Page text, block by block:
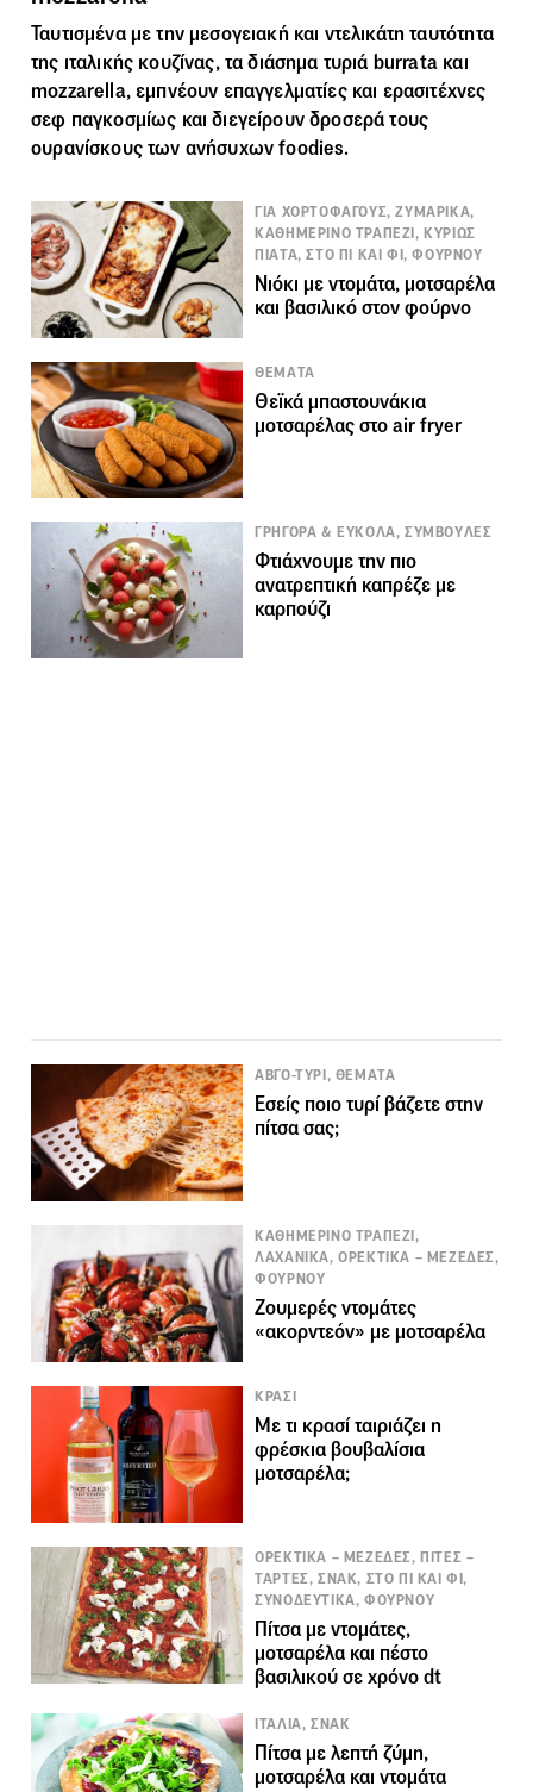
Ταυτισμένα με την μεσογειακή και ντελικάτη ταυτότητα
της ιταλικής κουζίνας, τα διάσημα τυριά burrata και
mozzarella, εμπνέουν επαγγελματίες και ερασιτέχνες
σεφ παγκοσμίως και διεγείρουν δροσερά τους
ουρανίσκους των ανήσυχων foodies.
ΓΙΑ ΧΟΡΤΟΦΑΓΟΥΣ, ΖΥΜΑΡΙΚΑ,
ΚΑΘΗΜΕΡΙΝΟ ΤΡΑΠΕΖΙ, ΚΥΡΙΩΣ
ΠΙΑΤΑ, ΣΤΟ ΠΙ ΚΑΙ ΦΙ, ΦΟΥΡΝΟΥ
Νιόκι με ντομάτα, μοτσαρέλα
και βασιλικό στον φούρνο
ΘΕΜΑΤΑ
Θεϊκά μπαστουνάκια
μοτσαρέλας στο air fryer
ΓΡΗΓΟΡΑ & ΕΥΚΟΛΑ, ΣΥΜΒΟΥΛΕΣ
Φτιάχνουμε την πιο
ανατρεπτική καπρέζε με
καρπούζι
ΑΒΓΟ-ΤΥΡΙ, ΘΕΜΑΤΑ
Εσείς ποιο τυρί βάζετε στην
πίτσα σας;
ΚΑΘΗΜΕΡΙΝΟ ΤΡΑΠΕΖΙ,
ΛΑΧΑΝΙΚΑ, ΟΡΕΚΤΙΚΑ – ΜΕΖΕΔΕΣ,
ΦΟΥΡΝΟΥ
Ζουμερές ντοµάτες
«ακορντεόν» με μοτσαρέλα
ΚΡΑΣΙ
Με τι κρασί ταιριάζει η
φρέσκια βουβαλίσια
μοτσαρέλα;
ΟΡΕΚΤΙΚΑ – ΜΕΖΕΔΕΣ, ΠΙΤΕΣ –
ΤΑΡΤΕΣ, ΣΝΑΚ, ΣΤΟ ΠΙ ΚΑΙ ΦΙ,
ΣΥΝΟΔΕΥΤΙΚΑ, ΦΟΥΡΝΟΥ
Πίτσα με ντομάτες,
μοτσαρέλα και πέστο
βασιλικού σε χρόνο dt
ΙΤΑΛΙΑ, ΣΝΑΚ
Πίτσα με λεπτή ζύμη,
μοτσαρέλα και ντομάτα